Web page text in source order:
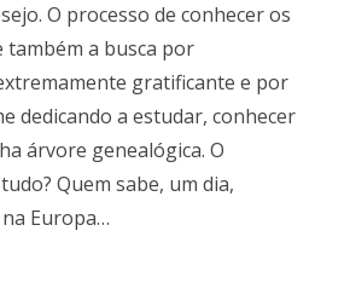
O processo de conhecer os
também a busca por
gratificante e por
dedicando a estudar, conhecer
árvore genealógica. O
Quem sabe, um dia,
Europa…